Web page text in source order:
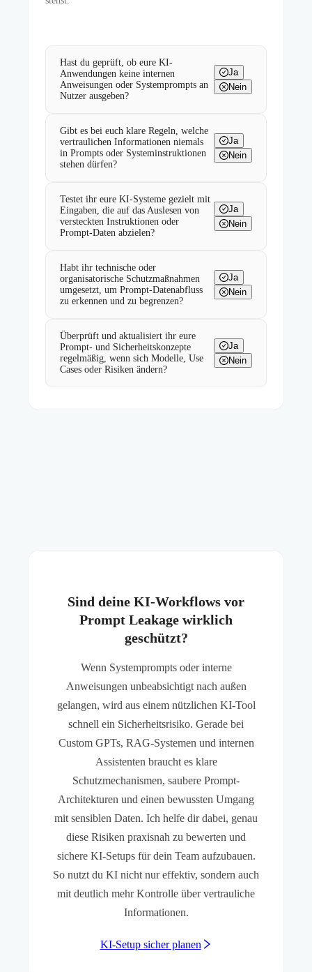
Hast du geprüft, ob eure KI-
Anwendungen keine internen
Anweisungen oder Systemprompts an
Nutzer ausgeben?
Ja
Nein
Gibt es bei euch klare Regeln, welche
vertraulichen Informationen niemals
in Prompts oder Systeminstruktionen
stehen dürfen?
Ja
Nein
Testet ihr eure KI-Systeme gezielt mit
Eingaben, die auf das Auslesen von
versteckten Instruktionen oder
Prompt-Daten abzielen?
Ja
Nein
Habt ihr technische oder
organisatorische Schutzmaßnahmen
umgesetzt, um Prompt-Datenabfluss
zu erkennen und zu begrenzen?
Ja
Nein
Überprüft und aktualisiert ihr eure
Prompt- und Sicherheitskonzepte
regelmäßig, wenn sich Modelle, Use
Cases oder Risiken ändern?
Ja
Nein
Sind deine KI-Workflows vor
Prompt Leakage wirklich
geschützt?
Wenn Systemprompts oder interne
Anweisungen unbeabsichtigt nach außen
gelangen, wird aus einem nützlichen KI-Tool
schnell ein Sicherheitsrisiko. Gerade bei
Custom GPTs, RAG-Systemen und internen
Assistenten braucht es klare
Schutzmechanismen, saubere Prompt-
Architekturen und einen bewussten Umgang
mit sensiblen Daten. Ich helfe dir dabei, genau
diese Risiken praxisnah zu bewerten und
sichere KI-Setups für dein Team aufzubauen.
So nutzt du KI nicht nur effektiv, sondern auch
mit deutlich mehr Kontrolle über vertrauliche
Informationen.
KI-Setup sicher planen